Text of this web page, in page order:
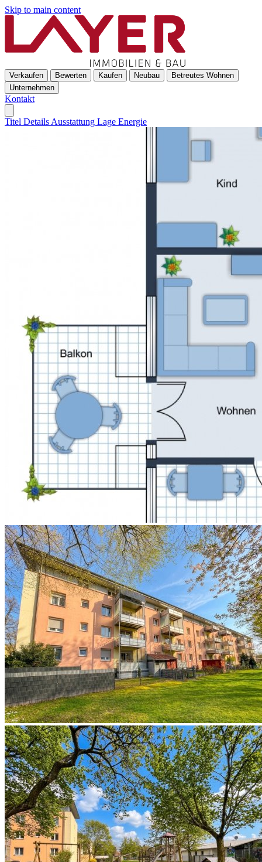
Skip to main content
Verkaufen Bewerten Kaufen Neubau
Betreutes Wohnen
Unternehmen
Kontakt
Titel Details Ausstattung Lage Energie